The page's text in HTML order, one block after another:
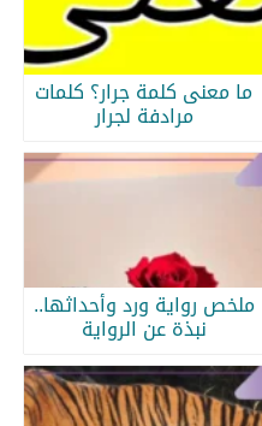
ما معنى كلمة جرار؟ كلمات
مرادفة لجرار
ملخص رواية ورد وأحداثها..
نبذة عن الرواية